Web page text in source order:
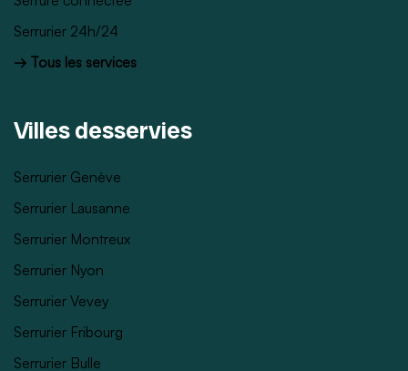
Serrurier 24h/24
→ Tous les services
Villes desservies
Serrurier Genève
Serrurier Lausanne
Serrurier Montreux
Serrurier Nyon
Serrurier Vevey
Serrurier Fribourg
Serrurier Bulle